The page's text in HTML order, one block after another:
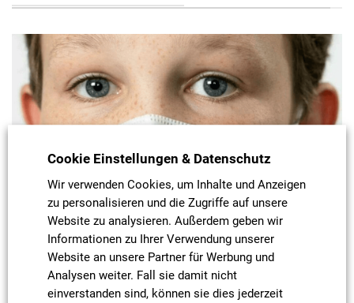
Die D/Maske hat deshalb schon im Frühjahr 2021 den
Cookie Einstellungen & Datenschutz
Wir verwenden Cookies, um Inhalte und Anzeigen
zu personalisieren und die Zugriffe auf unsere
Website zu analysieren. Außerdem geben wir
Informationen zu Ihrer Verwendung unserer
Website an unsere Partner für Werbung und
Analysen weiter. Fall sie damit nicht
einverstanden sind, können sie dies jederzeit